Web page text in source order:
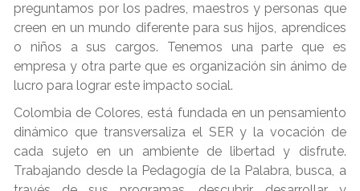
preguntamos por los padres, maestros y personas que
creen en un mundo diferente para sus hijos, aprendices
o niños a sus cargos. Tenemos una parte que es
empresa y otra parte que es organización sin ánimo de
lucro para lograr este impacto social.
Colombia de Colores, está fundada en un pensamiento
dinámico que transversaliza el SER y la vocación de
cada sujeto en un ambiente de libertad y disfrute.
Trabajando desde la Pedagogía de la Palabra, busca, a